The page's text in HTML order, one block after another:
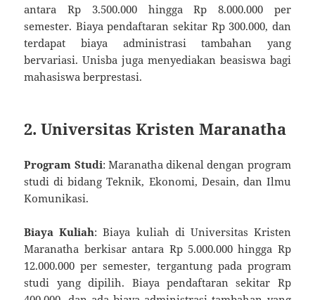
antara Rp 3.500.000 hingga Rp 8.000.000 per
semester. Biaya pendaftaran sekitar Rp 300.000, dan
terdapat biaya administrasi tambahan yang
bervariasi. Unisba juga menyediakan beasiswa bagi
mahasiswa berprestasi.
2. Universitas Kristen Maranatha
Program Studi: Maranatha dikenal dengan program
studi di bidang Teknik, Ekonomi, Desain, dan Ilmu
Komunikasi.
Biaya Kuliah: Biaya kuliah di Universitas Kristen
Maranatha berkisar antara Rp 5.000.000 hingga Rp
12.000.000 per semester, tergantung pada program
studi yang dipilih. Biaya pendaftaran sekitar Rp